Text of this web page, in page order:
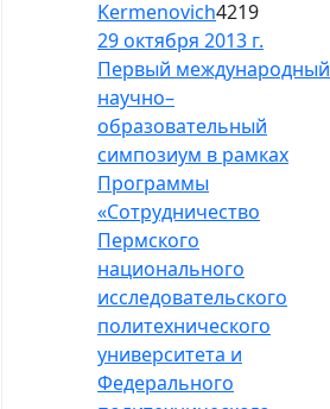
Kermenovich4219
29 октября 2013 г.
Первый международный
научно–
образовательный
симпозиум в рамках
Программы
«Сотрудничество
Пермского
национального
исследовательского
политехнического
университета и
Федерального